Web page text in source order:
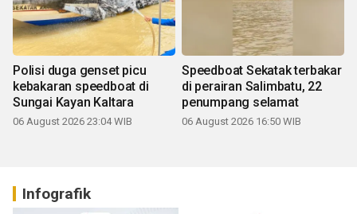
Polisi duga genset picu
kebakaran speedboat di
Sungai Kayan Kaltara
06 August 2026 23:04 WIB
Speedboat Sekatak terbakar
di perairan Salimbatu, 22
penumpang selamat
06 August 2026 16:50 WIB
Infografik